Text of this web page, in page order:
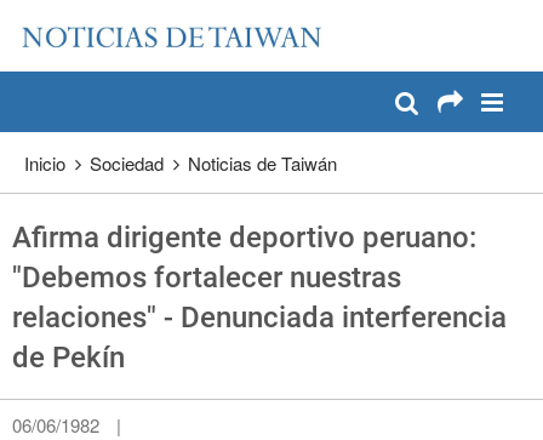
Pase a contenido principal
Inicio Sociedad Noticias de Taiwán
Afirma dirigente deportivo peruano:
"Debemos fortalecer nuestras
relaciones" - Denunciada interferencia
de Pekín
06/06/1982 |